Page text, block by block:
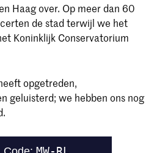
Haag over. Op meer dan 60
de stad terwijl we het
Koninklijk Conservatorium
opgetreden,
geluisterd; we hebben ons nog